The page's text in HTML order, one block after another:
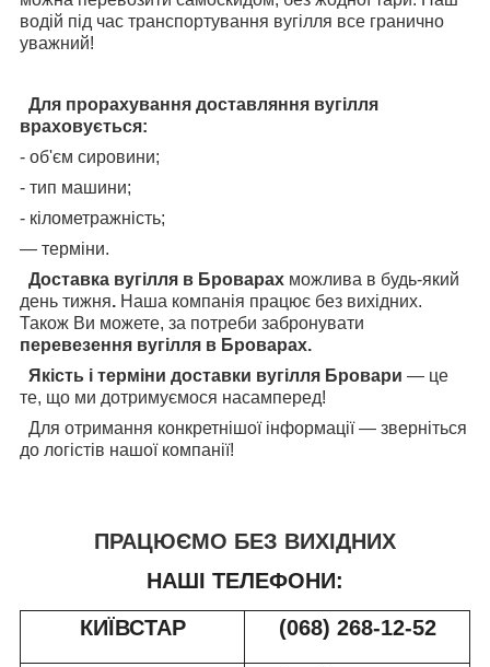
водій під час транспортування вугілля все гранично
уважний!
Для прорахування доставляння вугілля
враховується:
- об'єм сировини;
- тип машини;
- кілометражність;
— терміни.
Доставка вугілля в Броварах можлива в будь-який
день тижня. Наша компанія працює без вихідних.
Також Ви можете, за потреби забронувати
перевезення вугілля в Броварах.
Якість і терміни доставки вугілля Бровари — це
те, що ми дотримуємося насамперед!
Для отримання конкретнішої інформації — зверніться
до логістів нашої компанії!
ПРАЦЮЄМО БЕЗ ВИХІДНИХ
НАШІ ТЕЛЕФОНИ:
КИЇВСТАР
(068) 268-12-52